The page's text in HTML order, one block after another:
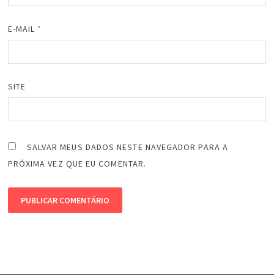
E-MAIL *
SITE
SALVAR MEUS DADOS NESTE NAVEGADOR PARA A
PRÓXIMA VEZ QUE EU COMENTAR.